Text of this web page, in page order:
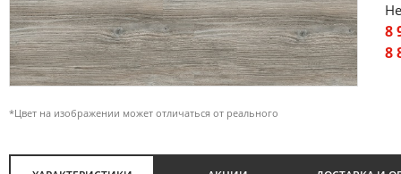
*Цвет на изображении может отличаться от реального
8
8